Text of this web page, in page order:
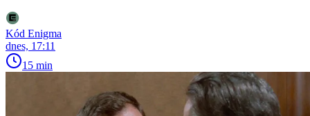
Kód Enigma
dnes, 17:11
15 min